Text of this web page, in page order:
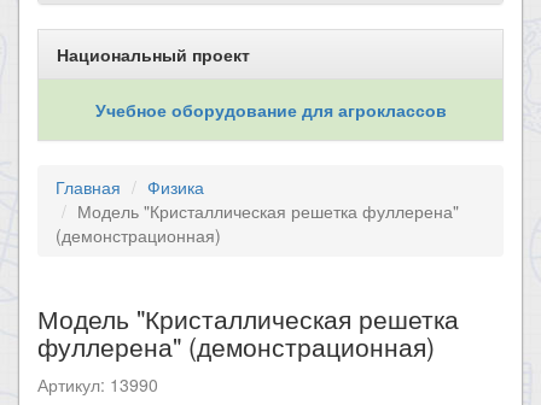
Национальный проект
Учебное оборудование для агроклассов
Главная
Физика
Модель "Кристаллическая решетка фуллерена"
(демонстрационная)
Модель "Кристаллическая решетка
фуллерена" (демонстрационная)
Артикул: 13990